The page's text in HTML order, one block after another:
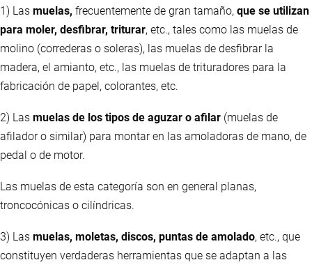
1) Las muelas, frecuentemente de gran tamaño, que se utilizan
para moler, desfibrar, triturar, etc., tales como las muelas de
molino (correderas o soleras), las muelas de desfibrar la
madera, el amianto, etc., las muelas de trituradores para la
fabricación de papel, colorantes, etc.
2) Las muelas de los tipos de aguzar o afilar (muelas de
afilador o similar) para montar en las amoladoras de mano, de
pedal o de motor.
Las muelas de esta categoría son en general planas,
troncocónicas o cilíndricas.
3) Las muelas, moletas, discos, puntas de amolado, etc., que
constituyen verdaderas herramientas que se adaptan a las